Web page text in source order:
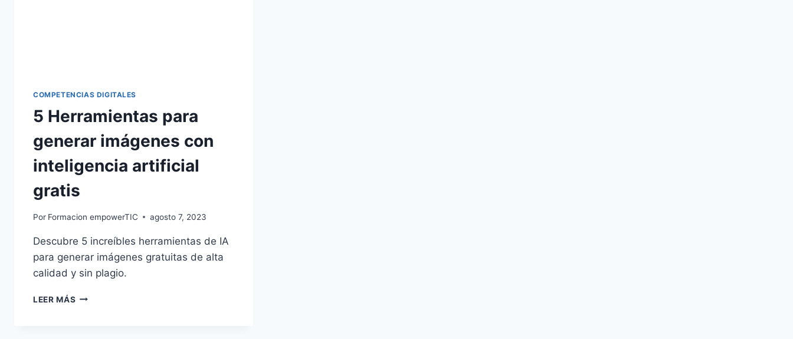
COMPETENCIAS DIGITALES
5 Herramientas para
generar imágenes con
inteligencia artificial
gratis
Por Formacion empowerTIC agosto 7, 2023
Descubre 5 increíbles herramientas de IA
para generar imágenes gratuitas de alta
calidad y sin plagio.
LEER MÁS